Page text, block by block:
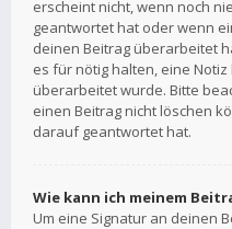
erscheint nicht, wenn noch
geantwortet hat oder wenn
deinen Beitrag überarbeitet
es für nötig halten, eine
überarbeitet wurde. Bitte
einen Beitrag nicht löschen
darauf geantwortet hat.
Wie kann ich meinem
Um eine Signatur an deinen